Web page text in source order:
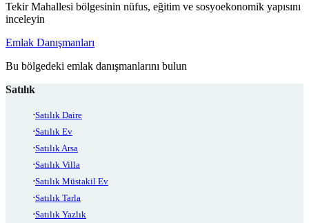
Tekir Mahallesi bölgesinin nüfus, eğitim ve sosyoekonomik yapısını
inceleyin
Emlak Danışmanları
Bu bölgedeki emlak danışmanlarını bulun
Satılık
Satılık Daire
Satılık Ev
Satılık Arsa
Satılık Villa
Satılık Müstakil Ev
Satılık Tarla
Satılık Yazlık